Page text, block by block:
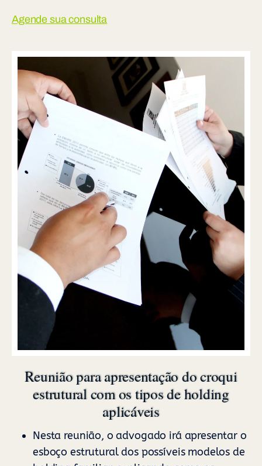
Agende sua consulta
Reunião para apresentação do croqui
estrutural com os tipos de holding
aplicáveis
Nesta reunião, o advogado irá apresentar o
esboço estrutural dos possíveis modelos de